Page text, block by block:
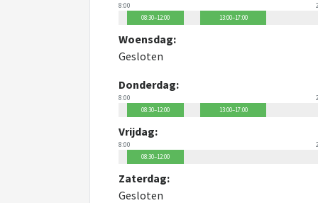
8:00
08:30–12:00 13:00–17:00
Woensdag:
Gesloten
Donderdag:
8:00
08:30–12:00 13:00–17:00
Vrijdag:
8:00
08:30–12:00
Zaterdag:
Gesloten